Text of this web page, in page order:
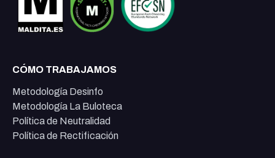
CÓMO TRABAJAMOS
Metodología Desinfo
Metodología La Buloteca
Política de Neutralidad
Política de Rectificación